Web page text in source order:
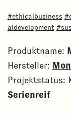
#ethicalbusiness
aldevelopment
Produktname:
Hersteller:
Serienreif